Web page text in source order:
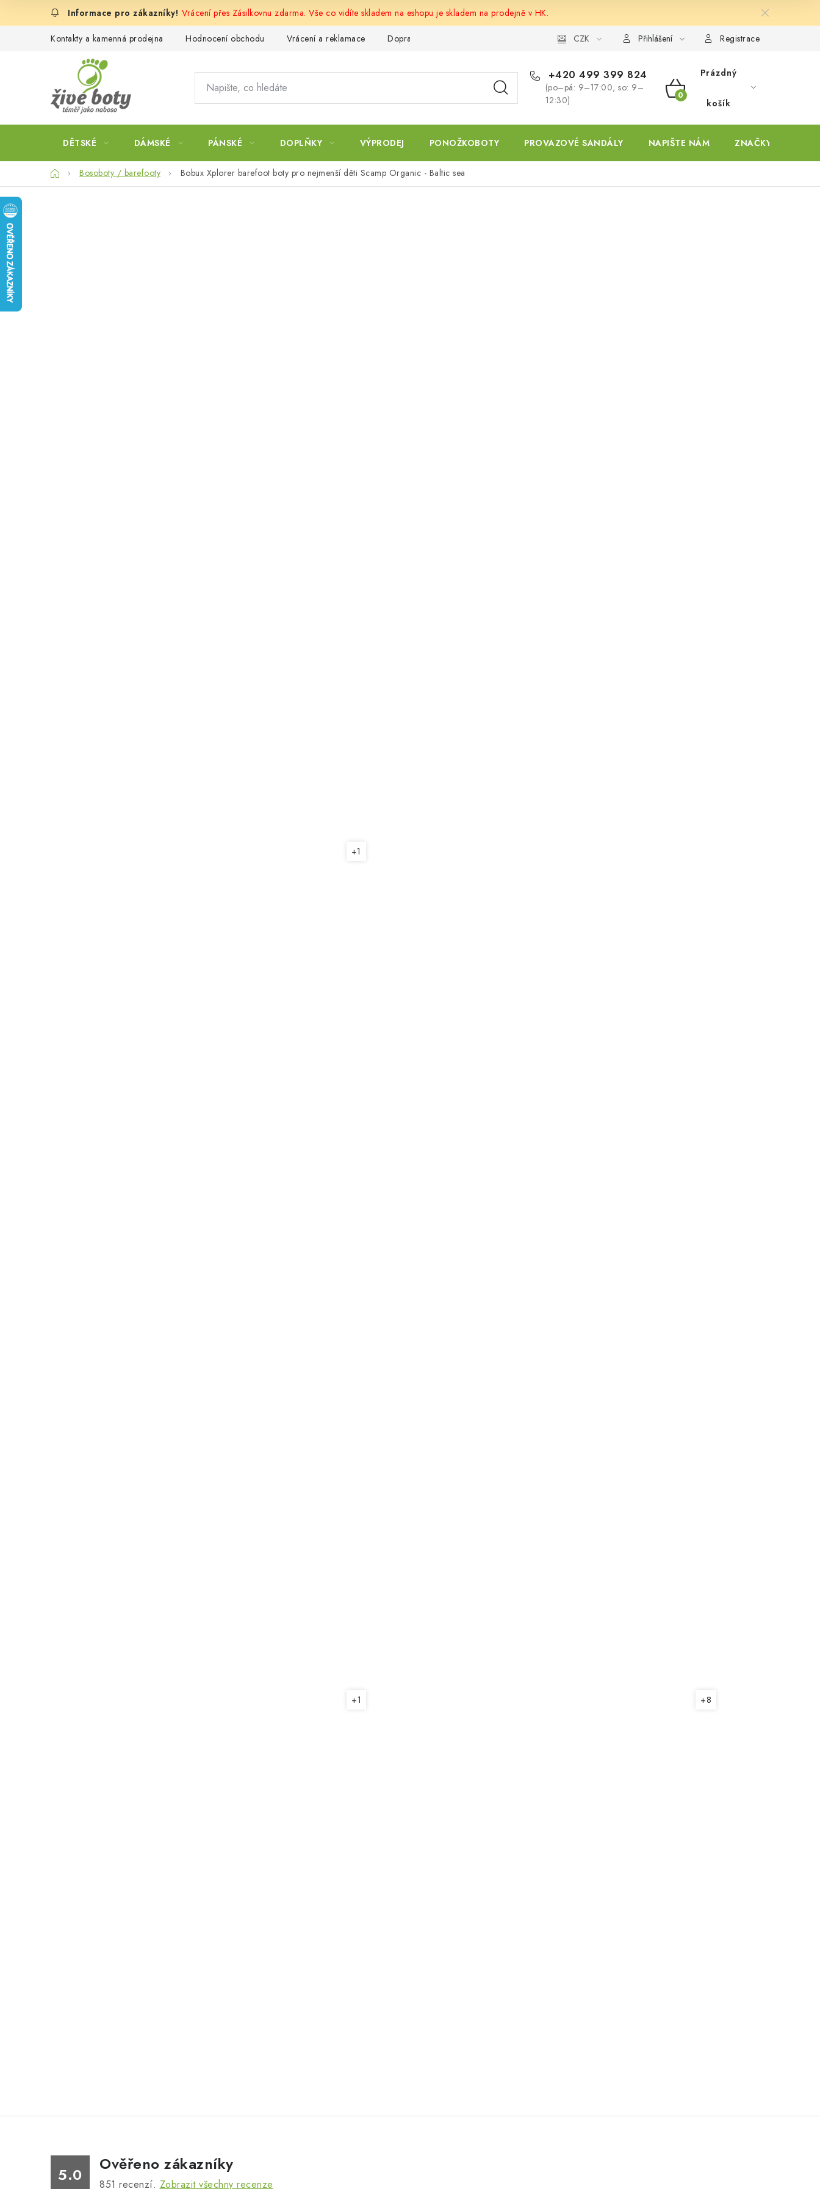
Vrácení přes Zásilkovnu zdarma. Vše co vidíte skladem na eshopu je skladem na prodejně v HK.
Kontakty a kamenná prodejna Hodnocení obchodu Vrácení a reklamace Doprava a platba CZK Přihlášení Registrace
+420 499 399 824
(po–pá: 9–17:00, so: 9–
12:30)
NÁKUPNÍ
KOŠÍK
Prázdný
košík
DĚTSKÉ DÁMSKÉ PÁNSKÉ DOPLŇKY VÝPRODEJ PONOŽKOBOTY PROVAZOVÉ SANDÁLY NAPIŠTE NÁM ZNAČKY
DomůBosoboty / barefooty Bobux Xplorer barefoot boty pro nejmenší děti Scamp Organic - Baltic sea
5.0
Ověřeno zákazníky
851 recenzí. Zobrazit všechny recenze